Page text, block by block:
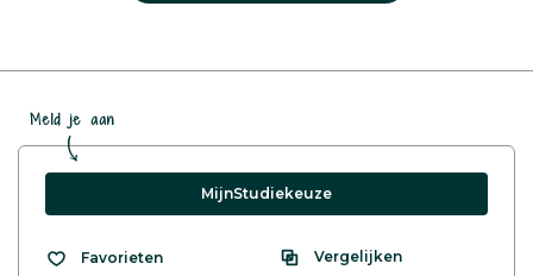
Meld je aan
MijnStudiekeuze
Favorieten Vergelijken